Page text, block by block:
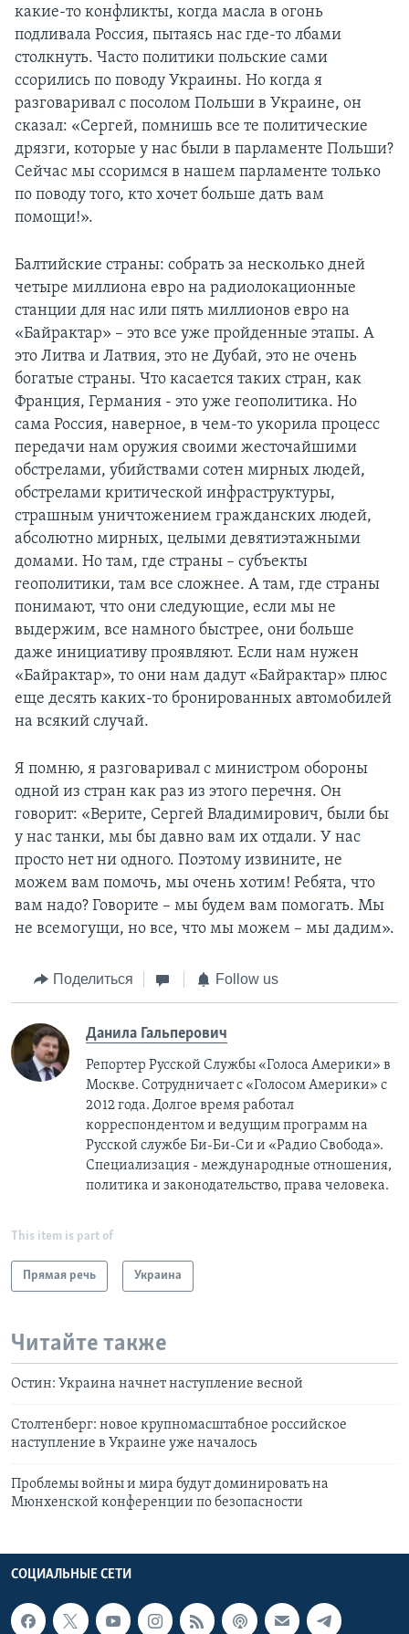
какие-то конфликты, когда масла в огонь
подливала Россия, пытаясь нас где-то лбами
столкнуть. Часто политики польские сами
ссорились по поводу Украины. Но когда я
разговаривал с посолом Польши в Украине, он
сказал: «Сергей, помнишь все те политические
дрязги, которые у нас были в парламенте Польши?
Сейчас мы ссоримся в нашем парламенте только
по поводу того, кто хочет больше дать вам
помощи!».
Балтийские страны: собрать за несколько дней
четыре миллиона евро на радиолокационные
станции для нас или пять миллионов евро на
«Байрактар» – это все уже пройденные этапы. А
это Литва и Латвия, это не Дубай, это не очень
богатые страны. Что касается таких стран, как
Франция, Германия - это уже геополитика. Но
сама Россия, наверное, в чем-то укорила процесс
передачи нам оружия своими жесточайшими
обстрелами, убийствами сотен мирных людей,
обстрелами критической инфраструктуры,
страшным уничтожением гражданских людей,
абсолютно мирных, целыми девятиэтажными
домами. Но там, где страны – субъекты
геополитики, там все сложнее. А там, где страны
понимают, что они следующие, если мы не
выдержим, все намного быстрее, они больше
даже инициативу проявляют. Если нам нужен
«Байрактар», то они нам дадут «Байрактар» плюс
еще десять каких-то бронированных автомобилей
на всякий случай.
Я помню, я разговаривал с министром обороны
одной из стран как раз из этого перечня. Он
говорит: «Верите, Сергей Владимирович, были бы
у нас танки, мы бы давно вам их отдали. У нас
просто нет ни одного. Поэтому извините, не
можем вам помочь, мы очень хотим! Ребята, что
вам надо? Говорите – мы будем вам помогать. Мы
не всемогущи, но все, что мы можем – мы дадим».
Поделиться Follow us
Данила Гальперович
Репортер Русской Службы «Голоса Америки» в
Москве. Сотрудничает с «Голосом Америки» с
2012 года. Долгое время работал
корреспондентом и ведущим программ на
Русской службе Би-Би-Си и «Радио Свобода».
Специализация - международные отношения,
политика и законодательство, права человека.
This item is part of
Прямая речь Украина
Читайте также
Остин: Украина начнет наступление весной
Столтенберг: новое крупномасштабное российское
наступление в Украине уже началось
Проблемы войны и мира будут доминировать на
Мюнхенской конференции по безопасности
СОЦИАЛЬНЫЕ СЕТИ